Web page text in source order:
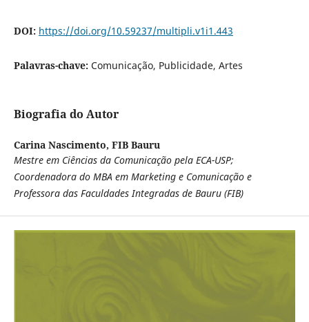
DOI: https://doi.org/10.59237/multipli.v1i1.443
Palavras-chave: Comunicação, Publicidade, Artes
Biografia do Autor
Carina Nascimento, FIB Bauru
Mestre em Ciências da Comunicação pela ECA-USP;
Coordenadora do MBA em Marketing e Comunicação e
Professora das Faculdades Integradas de Bauru (FIB)